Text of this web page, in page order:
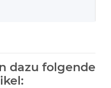
dazu folgende